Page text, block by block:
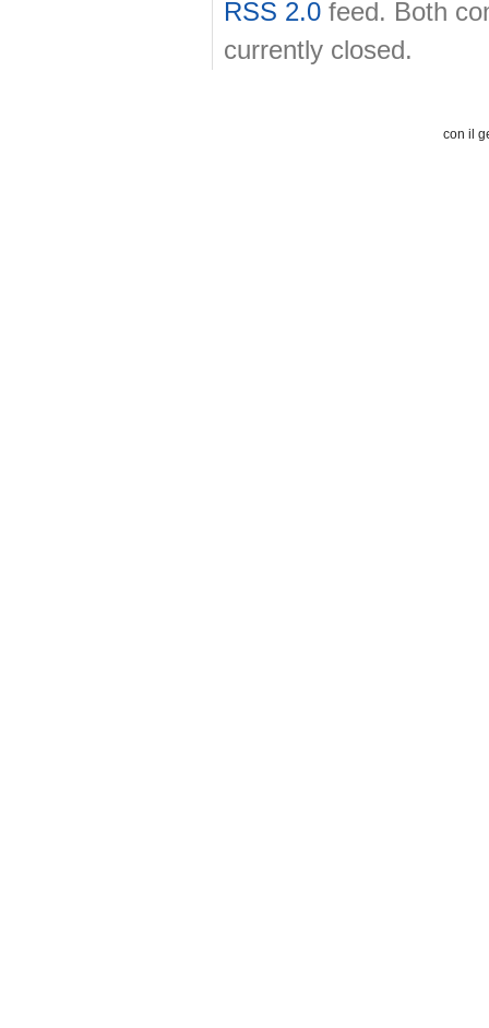
RSS 2.0 feed. Both
currently closed.
con il